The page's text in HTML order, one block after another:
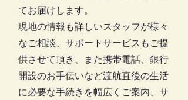
てお届けします。
現地の情報も詳しいスタッフが様々
なご相談、サポートサービスもご提
供させて頂き、また携帯電話、銀行
開設のお手伝いなど渡航直後の生活
に必要な手続きを幅広くご案内、サ